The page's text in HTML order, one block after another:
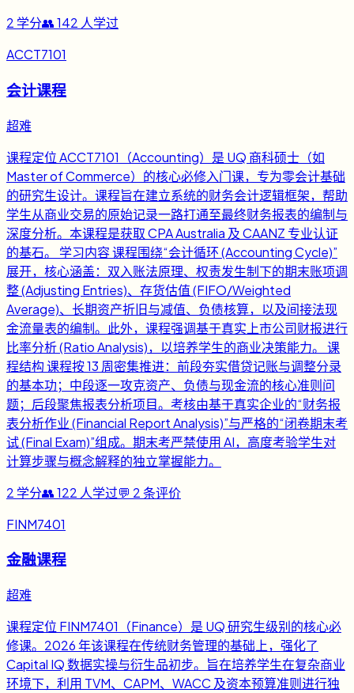
2 学分👥142 人学过
ACCT7101
会计课程
超难
课程定位 ACCT7101（Accounting）是 UQ 商科硕士（如
Master of Commerce）的核心必修入门课，专为零会计基础
的研究生设计。课程旨在建立系统的财务会计逻辑框架，帮助
学生从商业交易的原始记录一路打通至最终财务报表的编制与
深度分析。本课程是获取 CPA Australia 及 CAANZ 专业认证
的基石。 学习内容 课程围绕“会计循环 (Accounting Cycle)”
展开，核心涵盖：双入账法原理、权责发生制下的期末账项调
整 (Adjusting Entries)、存货估值 (FIFO/Weighted
Average)、长期资产折旧与减值、负债核算，以及间接法现
金流量表的编制。此外，课程强调基于真实上市公司财报进行
比率分析 (Ratio Analysis)，以培养学生的商业决策能力。 课
程结构 课程按 13 周密集推进：前段夯实借贷记账与调整分录
的基本功；中段逐一攻克资产、负债与现金流的核心准则问
题；后段聚焦报表分析项目。考核由基于真实企业的“财务报
表分析作业 (Financial Report Analysis)”与严格的“闭卷期末考
试 (Final Exam)”组成。期末考严禁使用 AI，高度考验学生对
计算步骤与概念解释的独立掌握能力。
2 学分👥122 人学过💬 2条评价
FINM7401
金融课程
超难
课程定位 FINM7401（Finance）是 UQ 研究生级别的核心必
修课。2026 年该课程在传统财务管理的基础上，强化了
Capital IQ 数据实操与衍生品初步。旨在培养学生在复杂商业
环境下，利用 TVM、CAPM、WACC 及资本预算准则进行独